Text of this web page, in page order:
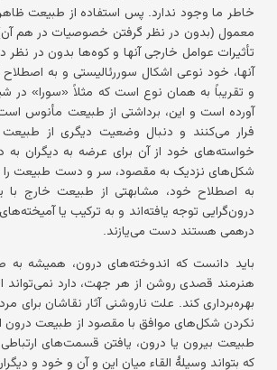
خاطر ما وجود ندارد. پس استفاده از طبیعت
معمول (بدون در نظر گرفتن خصوصیات در هم
تأثیرات عوامل خارجی آنها و کوه‌ها بدون در
آنها، خود نوعی اشکال سوررئالیستی و به
و تقریباً به همان نوع است که مثلاً «سورا» در
آورده است و این، برداشتی از طبیعت مأنوس
فرار می‌کنند و دنبال وضعیت دیگری از طبیعت
خواسته‌های خود از آن برای عرضه به دیگران به
شکل‌های نزدیک به مقصود، سر و دست طبیعت را
به اصطلاح خود، مشابهتی از طبیعت خارج با
درون‌گرایی توجه یافته‌اند و به ترکیب یا
درهمی هستند دست می‌یازند.
باید دانست که اندوخته‌های درون، همیشه
هنرمند قصدی روشن از هر جهت، دارد نمی‌تواند
بهره‌برداری کند. علت ناروشنی آثار نقاشان برای
نکردن شکل‌های موافق با مقصود از طبیعت درون
طبیعت بیرون یا درون، یافتن قسمت‌های
که بتواند وسیلهٔ القاء میان این و آن و خود و